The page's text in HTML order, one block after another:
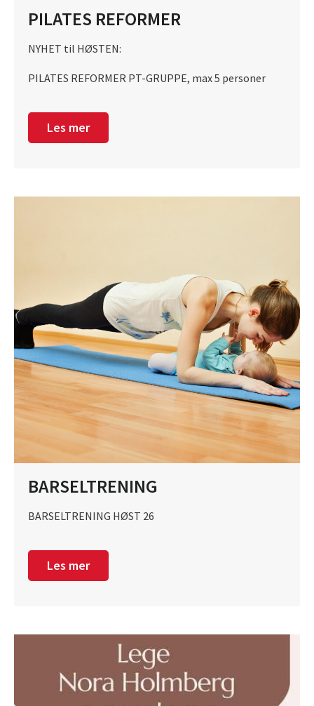
PILATES REFORMER
NYHET til HØSTEN:
PILATES REFORMER PT-GRUPPE, max 5 personer
Les mer
BARSELTRENING
BARSELTRENING HØST 26
Les mer